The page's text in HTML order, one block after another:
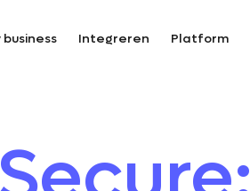
business Integreren Platform